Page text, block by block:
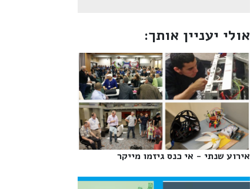
אולי יעניין אותך:
אירוע שנתי - אי כנס גיזמו מייקר‎